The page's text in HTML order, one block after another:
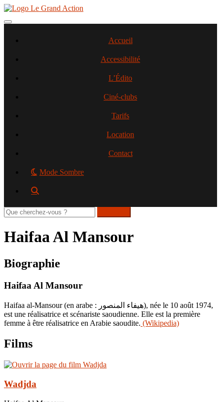
Aller
contenu
Toggle navigation
Accueil
Accessibilité
L’Édito
Ciné-clubs
Tarifs
Location
Contact
Mode Sombre
Rechercher
sur
site
Haifaa Al Mansour
Biographie
Haifaa Al Mansour
Haifaa al-Mansour (en arabe : هيفاء المنصور), née le 10 août 1974,
est une réalisatrice et scénariste saoudienne. Elle est la première
femme à être réalisatrice en Arabie saoudite. (Wikipedia)
Films
Wadjda